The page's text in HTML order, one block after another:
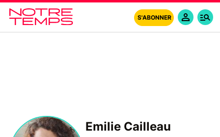
S'ABONNER
Emilie Cailleau